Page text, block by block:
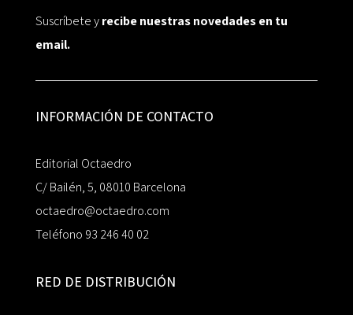
Suscríbete yrecibe nuestras novedades en tu
email.
INFORMACIÓN DE CONTACTO
Editorial Octaedro
C/ Bailén, 5, 08010 Barcelona
octaedro@octaedro.com
Teléfono 93 246 40 02
RED DE DISTRIBUCIÓN